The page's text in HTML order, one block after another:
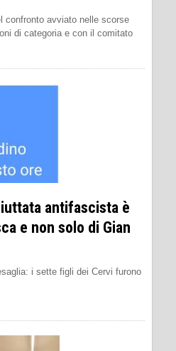
confronto avviato nelle scorse
di categoria e con il comitato
antifascista è
e non solo di Gian
i sette figli dei Cervi furono